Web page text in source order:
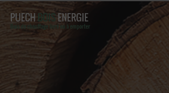
Panneau de gestion des cookies